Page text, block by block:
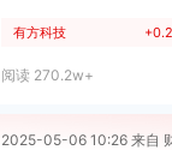
有方科技
阅读 270.2w+
2025-05-06 10:26 来自